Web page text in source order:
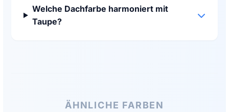
Welche Dachfarbe harmoniert mit
Taupe?
ÄHNLICHE FARBEN